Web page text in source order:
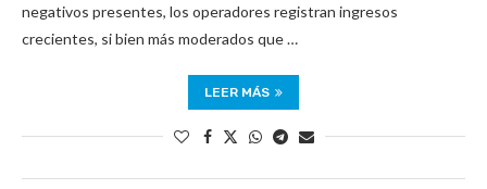
negativos presentes, los operadores registran ingresos
crecientes, si bien más moderados que …
LEER MÁS